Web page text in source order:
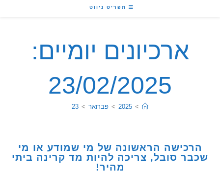
תפריט ניווט
ארכיונים יומיים:
23/02/2025
2025
> פברואר >
23
הראשונה של מי שמודע או מי
סובל, צריכה להיות מד קרינה ביתי
מהיר!